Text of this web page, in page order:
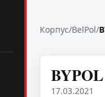
Корпус/BelPol/
17.03.2021